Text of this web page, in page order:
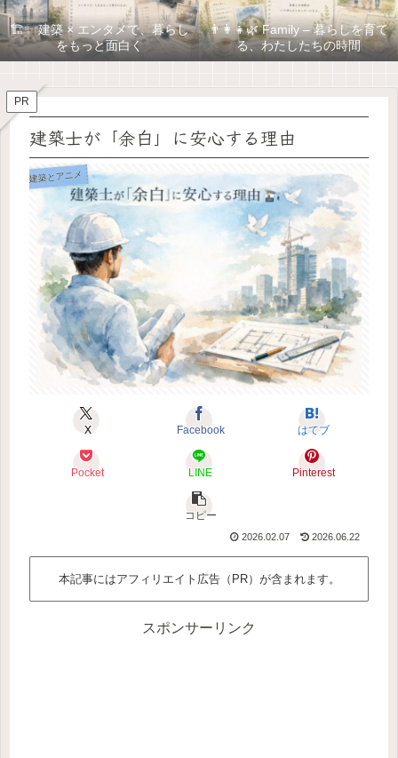
🏗️✨ 建築 × エンタメで、暮らし
をもっと面白く
👨‍👩‍👧🌿 Family – 暮らしを育て
る、わたしたちの時間
PR
建築士が「余白」に安心する理由
建築とアニメ
X Facebook はてブ
Pocket LINE Pinterest
コピー
2026.02.07 2026.06.22
本記事にはアフィリエイト広告（PR）が含まれます。
スポンサーリンク